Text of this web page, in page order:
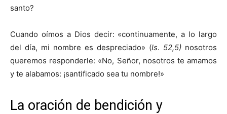
santo?
Cuando oímos a Dios decir: «continuamente, a lo largo
del día, mi nombre es despreciado» (Is. 52,5) nosotros
queremos responderle: «No, Señor, nosotros te amamos
y te alabamos: ¡santificado sea tu nombre!»
La oración de bendición y